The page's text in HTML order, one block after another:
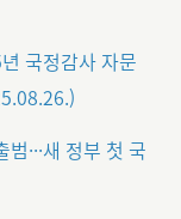
국정감사 자문
···새 정부 첫 국